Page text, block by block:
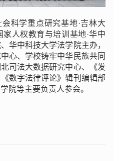
科学重点研究基地·吉林大
人权教育与培训基地·华中
华中科技大学法学院主办，
心、学校铸牢中华民族共同
司法大数据研究中心、《发
数字法律评论》辑刊编辑部
院等主要负责人参会。